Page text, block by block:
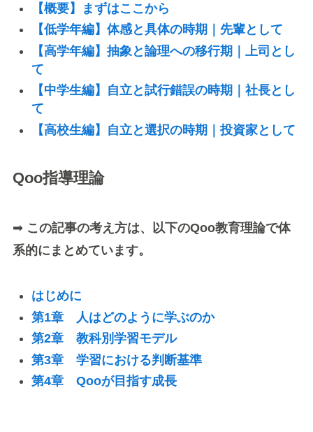
【概要】まずはここから
【低学年編】体感と具体の時期｜先輩として
【高学年編】抽象と論理への移行期｜上司とし
て
【中学生編】自立と試行錯誤の時期｜社長とし
て
【高校生編】自立と選択の時期｜投資家として
Qoo指導理論
➡ この記事の考え方は、以下のQoo教育理論で体
系的にまとめています。
はじめに
第1章 人はどのように学ぶのか
第2章 教科別学習モデル
第3章 学習における判断基準
第4章 Qooが目指す成長